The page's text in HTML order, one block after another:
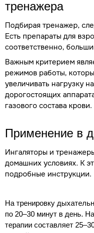
тренажера
Подбирая тренажер,
Есть препараты для
соответственно,
Важным критерием
режимов работы,
увеличивать нагрузку
дорогостоящих
газового состава крови.
Применение в
Ингаляторы и
домашних условиях. К
подробные инструкции.
На тренировку
по 20–30 минут в день.
терапии составляет